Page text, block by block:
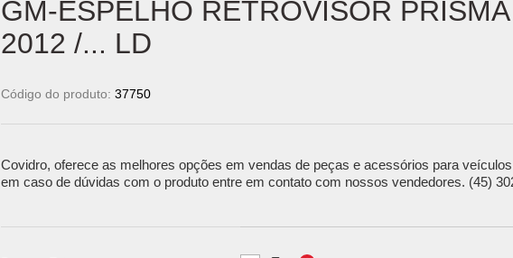
GM-ESPELHO RETROVISOR
2012 /... LD
Código do produto: 37750
Covidro, oferece as melhores opções em vendas de peças e acessórios para
em caso de dúvidas com o produto entre em contato com nossos vendedores. (45)